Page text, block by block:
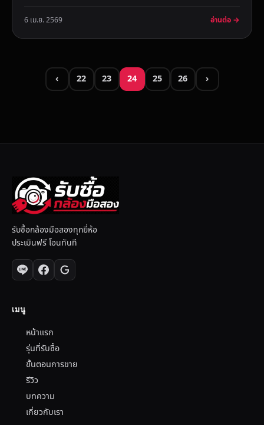
6 เม.ย. 2569 อ่านต่อ →
‹ 22 23 24 25 26 ›
รับซื้อกล้องมือสองทุกยี่ห้อ
ประเมินฟรี โอนทันที
เมนู
หน้าแรก
รุ่นที่รับซื้อ
ขั้นตอนการขาย
รีวิว
บทความ
เกี่ยวกับเรา